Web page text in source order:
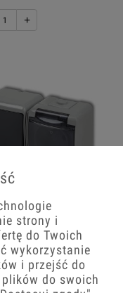
+
Jednobiegunowy Z
Pojedynczym Z
2P+Z (Klapka Dymna;
Natynkowy Popielaty /
Junior
zł
+
strony i
do Twoich
wykorzystanie
i przejść do
do swoich